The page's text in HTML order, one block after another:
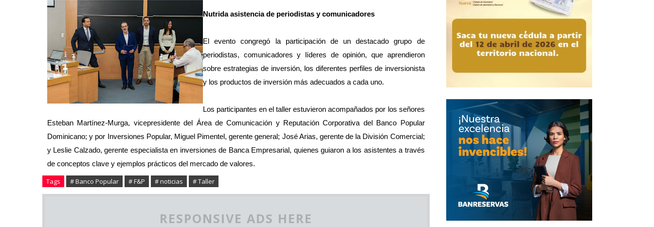
Nutrida asistencia de periodistas y comunicadores
El evento congregó la participación de un destacado grupo de
periodistas, comunicadores y líderes de opinión, que aprendieron
sobre estrategias de inversión, los diferentes perfiles de inversionista
y los productos de inversión más adecuados a cada uno.
Los participantes en el taller estuvieron acompañados por los señores
Esteban Martínez-Murga, vicepresidente del Área de Comunicación y Reputación Corporativa del Banco Popular
Dominicano; y por Inversiones Popular, Miguel Pimentel, gerente general; José Arias, gerente de la División Comercial;
y Leslie Calzado, gerente especialista en inversiones de Banca Empresarial, quienes guiaron a los asistentes a través
de conceptos clave y ejemplos prácticos del mercado de valores.
Tags # Banco Popular # F&P # noticias # Taller
RESPONSIVE ADS HERE